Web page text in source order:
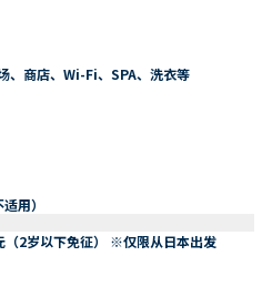
、商店、Wi-Fi、SPA、洗衣等
用）
（2岁以下免征） ※仅限从日本出发